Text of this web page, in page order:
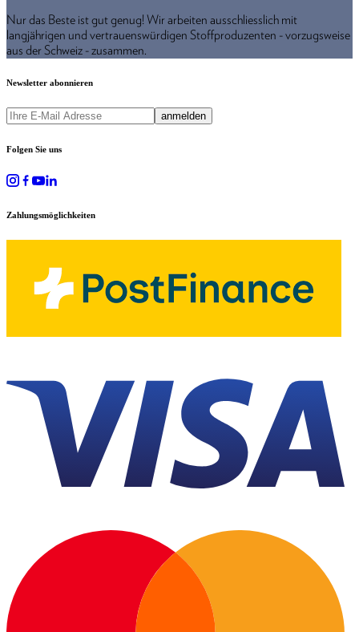
Nur das Beste ist gut genug! Wir arbeiten ausschliesslich mit
langjährigen und vertrauenswürdigen Stoffproduzenten - vorzugsweise
aus der Schweiz - zusammen.
Newsletter abonnieren
anmelden
Folgen Sie uns
Zahlungsmöglichkeiten